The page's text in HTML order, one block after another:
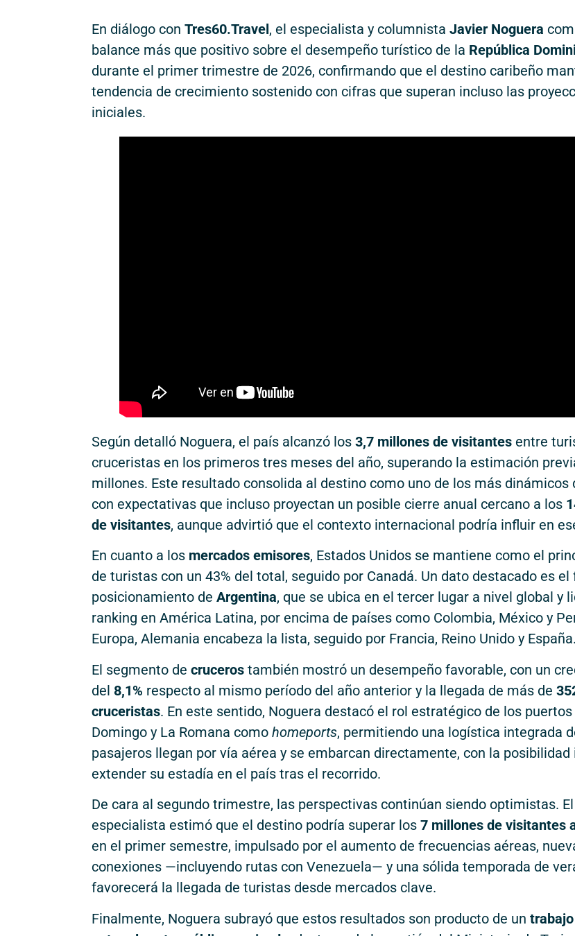
En diálogo con Tres60.Travel, el especialista y columnista Javier Noguera
balance más que positivo sobre el desempeño turístico de la República
durante el primer trimestre de 2026, confirmando que el destino caribeño
tendencia de crecimiento sostenido con cifras que superan incluso las
iniciales.
Según detalló Noguera, el país alcanzó los 3,7 millones de visitantes entre
cruceristas en los primeros tres meses del año, superando la estimación
millones. Este resultado consolida al destino como uno de los más dinámicos
con expectativas que incluso proyectan un posible cierre anual cercano a los
de visitantes, aunque advirtió que el contexto internacional podría influir en
En cuanto a los mercados emisores, Estados Unidos se mantiene como el
de turistas con un 43% del total, seguido por Canadá. Un dato destacado es el
posicionamiento de Argentina, que se ubica en el tercer lugar a nivel global y
ranking en América Latina, por encima de países como Colombia, México y
Europa, Alemania encabeza la lista, seguido por Francia, Reino Unido y España.
El segmento de cruceros también mostró un desempeño favorable, con un
del 8,1% respecto al mismo período del año anterior y la llegada de más de
cruceristas. En este sentido, Noguera destacó el rol estratégico de los
Domingo y La Romana como homeports, permitiendo una logística integrada
pasajeros llegan por vía aérea y se embarcan directamente, con la posibilidad
extender su estadía en el país tras el recorrido.
De cara al segundo trimestre, las perspectivas continúan siendo optimistas. El
especialista estimó que el destino podría superar los 7 millones de visitantes
en el primer semestre, impulsado por el aumento de frecuencias aéreas,
conexiones —incluyendo rutas con Venezuela— y una sólida temporada de
favorecerá la llegada de turistas desde mercados clave.
Finalmente, Noguera subrayó que estos resultados son producto de un